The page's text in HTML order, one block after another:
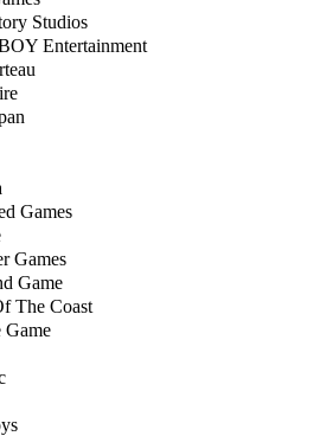
Studios
Entertainment
Games
Games
Game
The Coast
Game